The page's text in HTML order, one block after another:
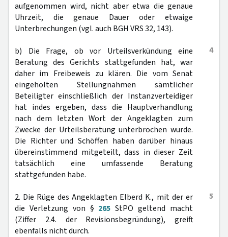
aufgenommen wird, nicht aber etwa die genaue
Uhrzeit, die genaue Dauer oder etwaige
Unterbrechungen (vgl. auch BGH VRS 32, 143).
4
b) Die Frage, ob vor Urteilsverkündung eine
Beratung des Gerichts stattgefunden hat, war
daher im Freibeweis zu klären. Die vom Senat
eingeholten Stellungnahmen sämtlicher
Beteiligter einschließlich der Instanzverteidiger
hat indes ergeben, dass die Hauptverhandlung
nach dem letzten Wort der Angeklagten zum
Zwecke der Urteilsberatung unterbrochen wurde.
Die Richter und Schöffen haben darüber hinaus
übereinstimmend mitgeteilt, dass in dieser Zeit
tatsächlich eine umfassende Beratung
stattgefunden habe.
5
2. Die Rüge des Angeklagten Elberd K., mit der er
die Verletzung von § 265 StPO geltend macht
(Ziffer 2.4. der Revisionsbegründung), greift
ebenfalls nicht durch.